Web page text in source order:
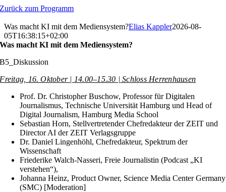
Zum
springen
Zurück zum Programm
Was macht KI mit dem Mediensystem?Elias Kappler2026-08-
05T16:38:15+02:00
Was macht KI mit dem Mediensystem?
B5_Diskussion
Freitag, 16. Oktober | 14.00–15.30 | Schloss Herrenhausen
Prof. Dr. Christopher Buschow, Professor für Digitalen
Journalismus, Technische Universität Hamburg und Head of
Digital Journalism, Hamburg Media School
Sebastian Horn, Stellvertretender Chefredakteur der ZEIT und
Director AI der ZEIT Verlagsgruppe
Dr. Daniel Lingenhöhl, Chefredakteur, Spektrum der
Wissenschaft
Friederike Walch-Nasseri, Freie Journalistin (Podcast „KI
verstehen“),
Johanna Heinz, Product Owner, Science Media Center Germany
(SMC) [Moderation]